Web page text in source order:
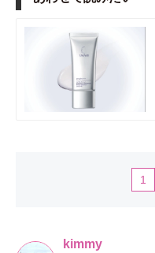
1
kimmy